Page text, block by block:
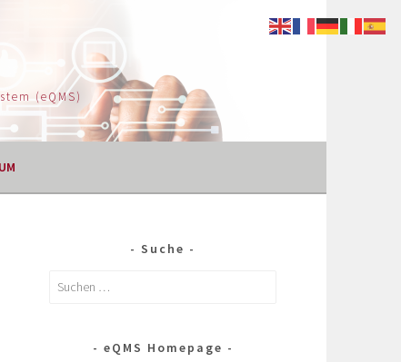
(eQMS)
Suche
eQMS Homepage